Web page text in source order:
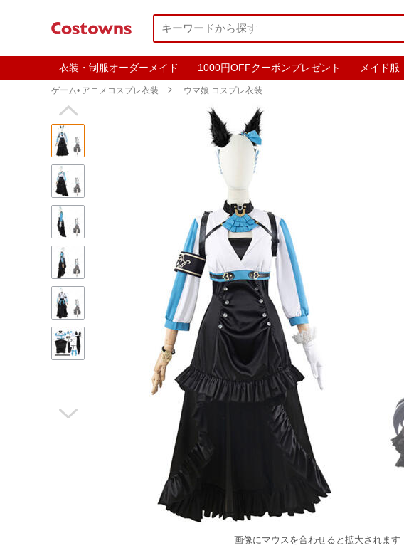
衣装・制服オーダーメイド 1000円OFFクーポンプレゼント メイド服
ゲーム• アニメコスプレ衣装  ウマ娘 コスプレ衣装


画像にマウスを合わせると拡大されます